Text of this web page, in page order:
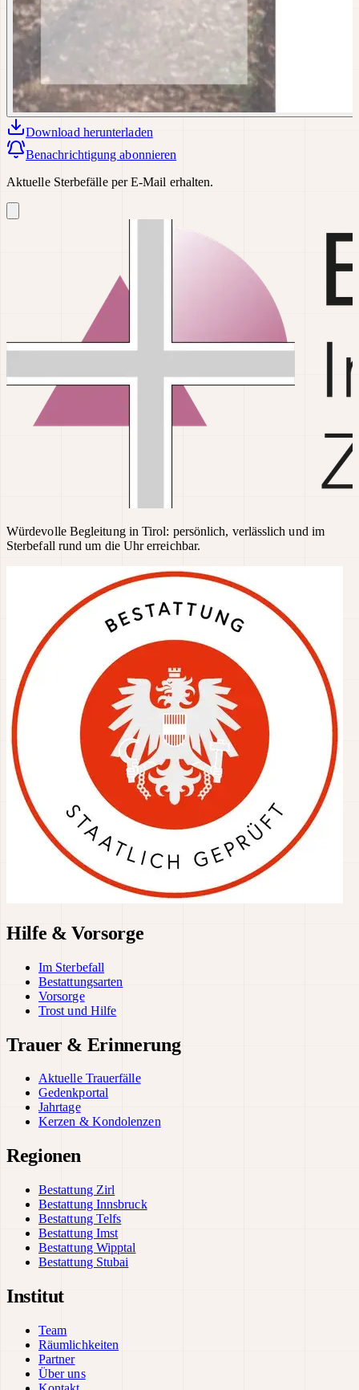
Download herunterladen
Benachrichtigung abonnieren
Aktuelle Sterbefälle per E-Mail erhalten.
Würdevolle Begleitung in Tirol: persönlich, verlässlich und im
Sterbefall rund um die Uhr erreichbar.
Hilfe & Vorsorge
Im Sterbefall
Bestattungsarten
Vorsorge
Trost und Hilfe
Trauer & Erinnerung
Aktuelle Trauerfälle
Gedenkportal
Jahrtage
Kerzen & Kondolenzen
Regionen
Bestattung Zirl
Bestattung Innsbruck
Bestattung Telfs
Bestattung Imst
Bestattung Wipptal
Bestattung Stubai
Institut
Team
Räumlichkeiten
Partner
Über uns